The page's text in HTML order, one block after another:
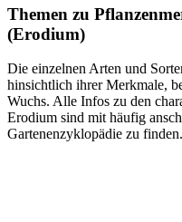
Themen zu
(Erodium)
Die einzelnen Arten und
hinsichtlich ihrer Merkmale,
Wuchs. Alle Infos zu den
Erodium sind mit häufig
Gartenenzyklopädie zu finden.